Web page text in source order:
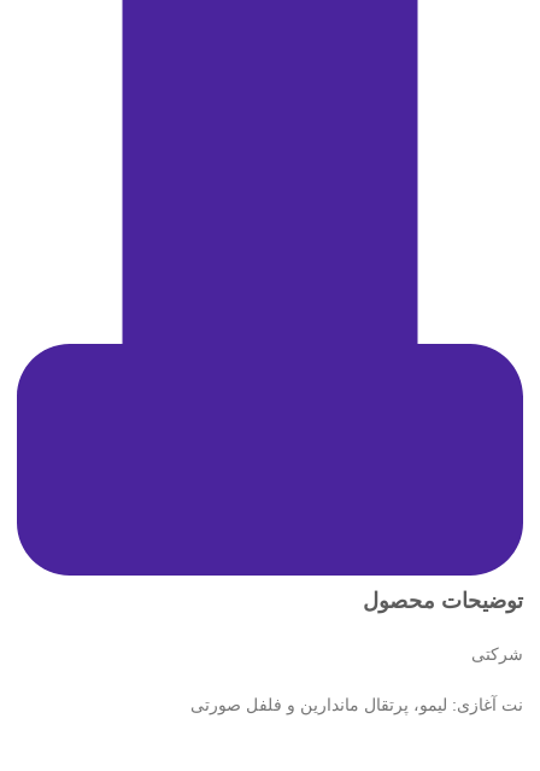
توضیحات محصول
شرکتی
نت آغازی: لیمو، پرتقال ماندارین و فلفل صورتی